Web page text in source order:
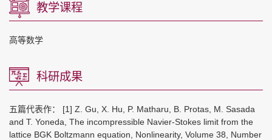
教学课程
高等数学
科研成果
五篇代表作： [1] Z. Gu, X. Hu, P. Matharu, B. Protas, M. Sasada
and T. Yoneda, The incompressible Navier-Stokes limit from the
lattice BGK Boltzmann equation, Nonlinearity, Volume 38, Number